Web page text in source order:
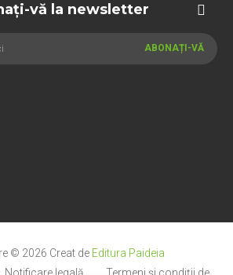
vă la newsletter
ABONAȚI-VĂ
© 2026 Creat de Editura Paideia